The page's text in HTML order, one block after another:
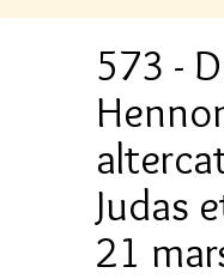
573 -
Judas
21